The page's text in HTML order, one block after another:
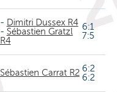
- Dimitri Dussex R4
- Sébastien Gratzl
R4
6:1
7:5
Sébastien Carrat R2 6:2
6:2